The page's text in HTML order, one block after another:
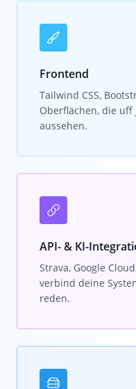
Frontend
Tailwind CSS,
Oberflächen, die
aussehen.
API- & KI-
Strava, Google
verbind deine
reden.